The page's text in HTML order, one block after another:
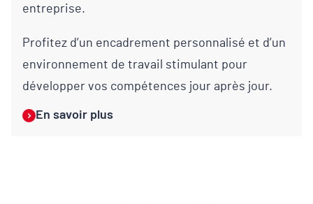
entreprise.
Profitez d’un encadrement personnalisé et d’un
environnement de travail stimulant pour
développer vos compétences jour après jour.
En savoir plus